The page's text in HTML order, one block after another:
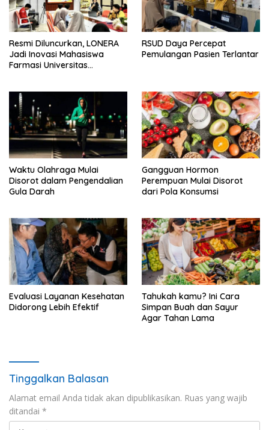
Resmi Diluncurkan, LONERA
Jadi Inovasi Mahasiswa
Farmasi Universitas
RSUD Daya Percepat
Pemulangan Pasien Terlantar
Waktu Olahraga Mulai
Disorot dalam Pengendalian
Gula Darah
Gangguan Hormon
Perempuan Mulai Disorot
dari Pola Konsumsi
Evaluasi Layanan Kesehatan
Didorong Lebih Efektif
Tahukah kamu? Ini Cara
Simpan Buah dan Sayur
Agar Tahan Lama
Tinggalkan Balasan
Alamat email Anda tidak akan dipublikasikan. Ruas yang wajib
ditandai *